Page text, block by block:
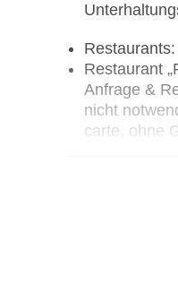
Restaurant
Anfrage &
nicht
carte, ohne
Restaurant